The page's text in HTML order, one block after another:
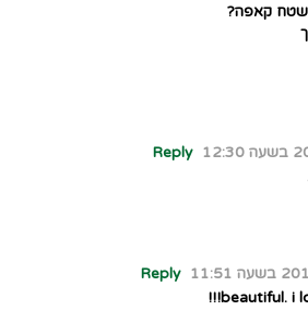
קאפה?
Reply
Reply
beautiful. i